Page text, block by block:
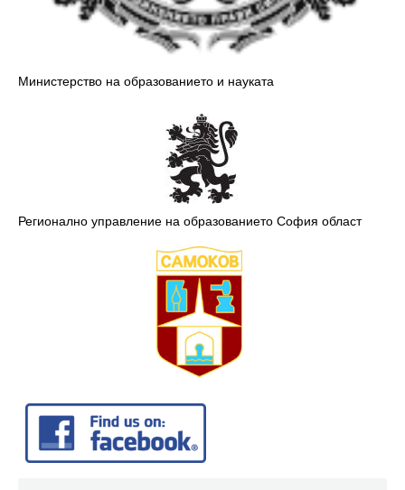
Министерство на образованието и науката
Регионално управление на образованието София област